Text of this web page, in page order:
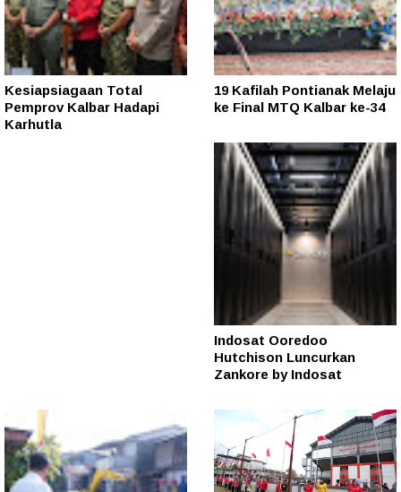
Kesiapsiagaan Total
Pemprov Kalbar Hadapi
Karhutla
19 Kafilah Pontianak Melaju
ke Final MTQ Kalbar ke-34
Indosat Ooredoo
Hutchison Luncurkan
Zankore by Indosat